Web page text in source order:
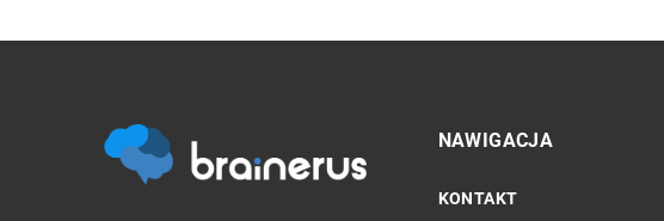
NAWIGACJA
KONTAKT
SPORT TO ZDROWIE